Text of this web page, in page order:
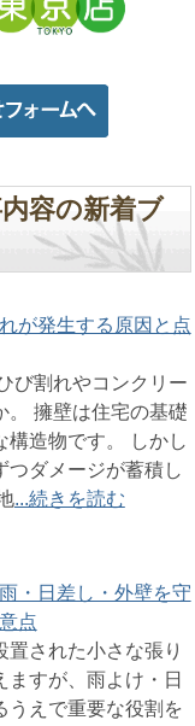
容の新着ブ
が発生する原因と点
び割れやコンクリー
。 擁壁は住宅の基礎
構造物です。 しかし
つダメージが蓄積し
...続きを読む
・日差し・外壁を守
点
された小さな張り
すが、雨よけ・日
うえで重要な役割を